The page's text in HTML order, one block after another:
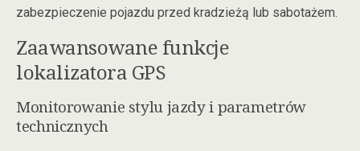
zabezpieczenie pojazdu przed kradzieżą lub sabotażem.
Zaawansowane funkcje
lokalizatora GPS
Monitorowanie stylu jazdy i parametrów
technicznych